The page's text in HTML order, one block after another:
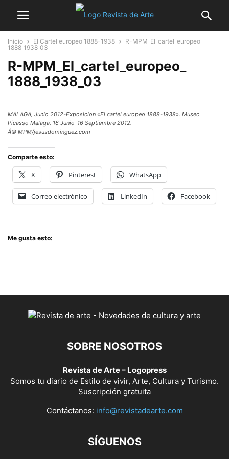
Inicio El Cartel europeo 1888-1938
R-MPM_El_cartel_europeo_
1888_1938_03
R-MPM_El_cartel_europeo_
1888_1938_03
MALAGA, Junio 2012-Exposicion «El cartel europeo 1888-1938». Museo
Picasso Malaga. 18 Junio-16 Septiembre 2012.
Â© MPM/jesusdominguez.com
Comparte esto:
X Pinterest WhatsApp
Correo electrónico LinkedIn Facebook
Me gusta esto:
SOBRE NOSOTROS
Revista de Arte – Logopress
Somos tu diario de Estilo de vivir, Arte, Cultura y Turismo.
Suscripción gratuita
Contáctanos: info@revistadearte.com
SÍGUENOS